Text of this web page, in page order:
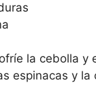
la cebolla
espinacas y